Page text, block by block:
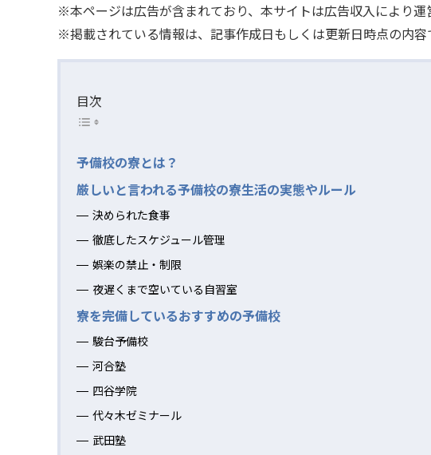
※本ページは広告が含まれており、本サイトは広告収入により運
※掲載されている情報は、記事作成日もしくは更新日時点の内容
目次
予備校の寮とは？
厳しいと言われる予備校の寮生活の実態やルール
決められた食事
徹底したスケジュール管理
娯楽の禁止・制限
夜遅くまで空いている自習室
寮を完備しているおすすめの予備校
駿台予備校
河合塾
四谷学院
代々木ゼミナール
武田塾